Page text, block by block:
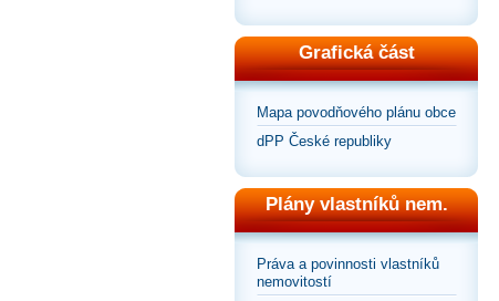
Grafická část
Mapa povodňového plánu obce
dPP České republiky
Plány vlastníků nem.
Práva a povinnosti vlastníků
nemovitostí